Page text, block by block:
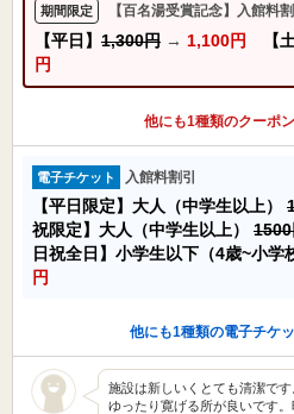
期間限定 【百名湯受賞記念】入館
【平日】 1,300円 → 1,100円 【土
円
他にも1種類のクーポ
電子チケット 入館料割引
【平日限定】大人（中学生以上）
祝限定】大人（中学生以上）
日祝全日】小学生以下（4歳~小学
円
他にも1種類の電子チケ
施設は新しいくとても清潔で
ゆったり寛げる所が良いです